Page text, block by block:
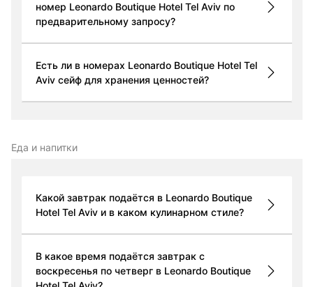
номер Leonardo Boutique Hotel Tel Aviv по
предварительному запросу?
Есть ли в номерах Leonardo Boutique Hotel Tel
Aviv сейф для хранения ценностей?
Еда и напитки
Какой завтрак подаётся в Leonardo Boutique
Hotel Tel Aviv и в каком кулинарном стиле?
В какое время подаётся завтрак с
воскресенья по четверг в Leonardo Boutique